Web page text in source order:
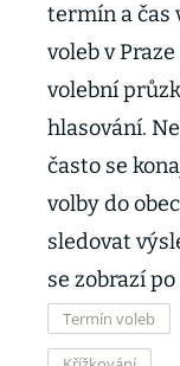
termín a čas
voleb v
volební
hlasování.
často se
volby do
sledovat
se zobrazí
Termín voleb